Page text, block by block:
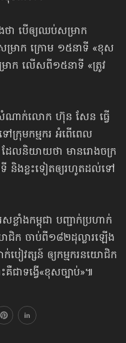
ថា បើឲ្យឈប់សម្រាក
ម្រាក ក្រោម ១៥នាទី «ខុស
ាក លើសពី១៥នាទី «ត្រូវ
ណាក់លោក ហ៊ុន សែន ធ្វើ
ក្រុមកម្មករ អំពើពេល
ដែលនិយាយថា មានរោងចក្រ
ទី និងខ្លះទៀតឲ្យរហូតដល់ទៅ
ខ្លាំងកម្ពុជា បញ្ជាក់ប្រហាក់
ោជិក ចាប់ពី១៨២ដុល្លារឡើង
ក់បៀវត្សន៍ ឲ្យកម្មករនយោជិក
ជាទង្វើ«ខុសច្បាប់»៕